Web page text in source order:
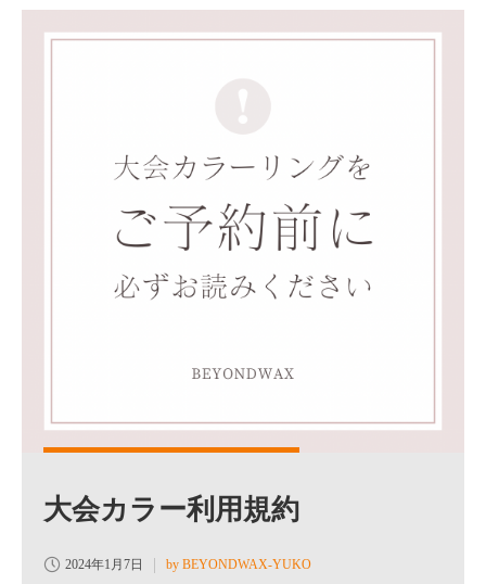
大会カラー利用規約
2024年1月7日
by BEYONDWAX-YUKO